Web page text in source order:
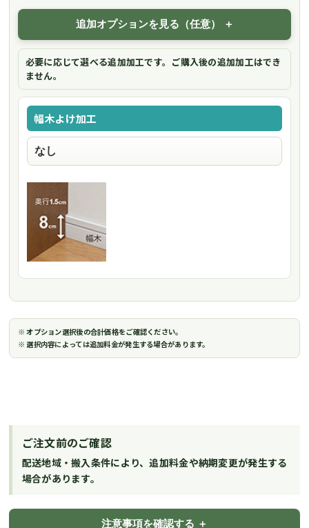
追加オプションを見る（任意）
必要に応じて選べる追加加工です。ご購入後の追加加工はでき
ません。
幅木よけ加工
※ オプション選択後の合計価格をご確認ください。
※ 選択内容によっては追加料金が発生する場合があります。
ご注文前のご確認
配送地域・搬入条件により、追加料金や納期変更が発生する
場合があります。
注意事項を確認する